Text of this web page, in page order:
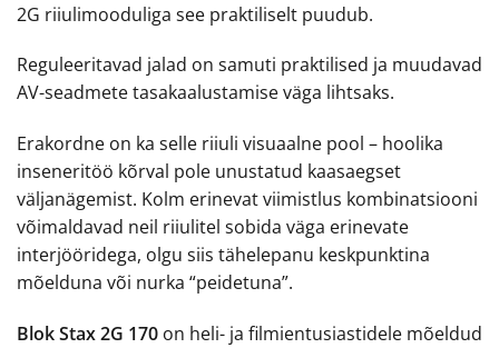
2G riiulimooduliga see praktiliselt puudub.
Reguleeritavad jalad on samuti praktilised ja muudavad
AV-seadmete tasakaalustamise väga lihtsaks.
Erakordne on ka selle riiuli visuaalne pool – hoolika
inseneritöö kõrval pole unustatud kaasaegset
väljanägemist. Kolm erinevat viimistlus kombinatsiooni
võimaldavad neil riiulitel sobida väga erinevate
interjööridega, olgu siis tähelepanu keskpunktina
mõelduna või nurka “peidetuna”.
Blok Stax 2G 170 on heli- ja filmientusiastidele mõeldud